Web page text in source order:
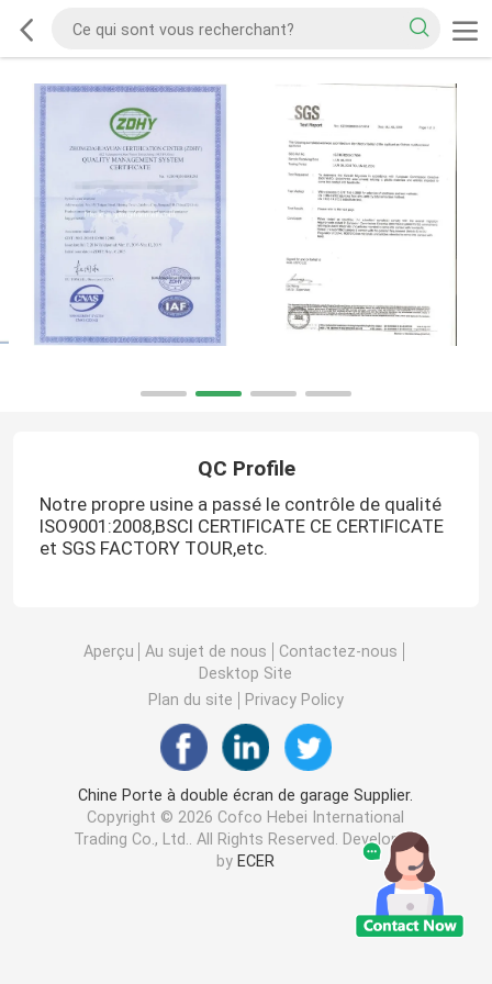
QC Profile
Notre propre usine a passé le contrôle de qualité
ISO9001:2008,BSCI CERTIFICATE CE CERTIFICATE
et SGS FACTORY TOUR,etc.
Aperçu Au sujet de nous
Contactez-nous
Desktop Site
Plan du site
Privacy Policy
Chine Porte à double écran de garage Supplier.
Copyright © 2026 Cofco Hebei International
Trading Co., Ltd.. All Rights Reserved. Developed
by ECER